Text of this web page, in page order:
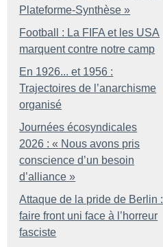
Plateforme-Synthèse »
Football : La FIFA et les USA
marquent contre notre camp
En 1926... et 1956 :
Trajectoires de l’anarchisme
organisé
Journées écosyndicales
2026 : « Nous avons pris
conscience d’un besoin
d’alliance »
Attaque de la pride de Berlin :
faire front uni face à l’horreur
fasciste